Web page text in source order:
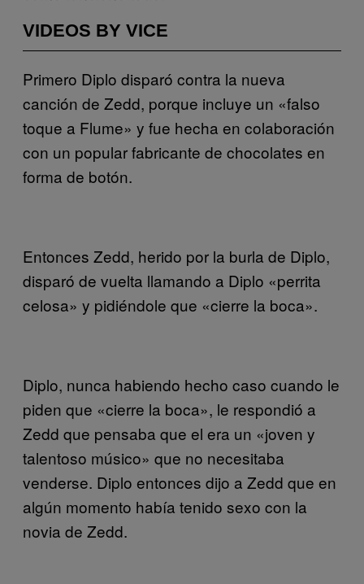
VIDEOS BY VICE
Primero Diplo disparó contra la nueva
canción de Zedd, porque incluye un «falso
toque a Flume» y fue hecha en colaboración
con un popular fabricante de chocolates en
forma de botón.
Entonces Zedd, herido por la burla de Diplo,
disparó de vuelta llamando a Diplo «perrita
celosa» y pidiéndole que «cierre la boca».
Diplo, nunca habiendo hecho caso cuando le
piden que «cierre la boca», le respondió a
Zedd que pensaba que el era un «joven y
talentoso músico» que no necesitaba
venderse. Diplo entonces dijo a Zedd que en
algún momento había tenido sexo con la
novia de Zedd.